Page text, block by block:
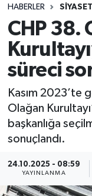
HABERLER SİYASET
CHP 38.
süreci
Kasım 2023’te
Olağan
başkanlığa
sonuçlandı.
24.10.2025 - 08:59
YAYINLANMA